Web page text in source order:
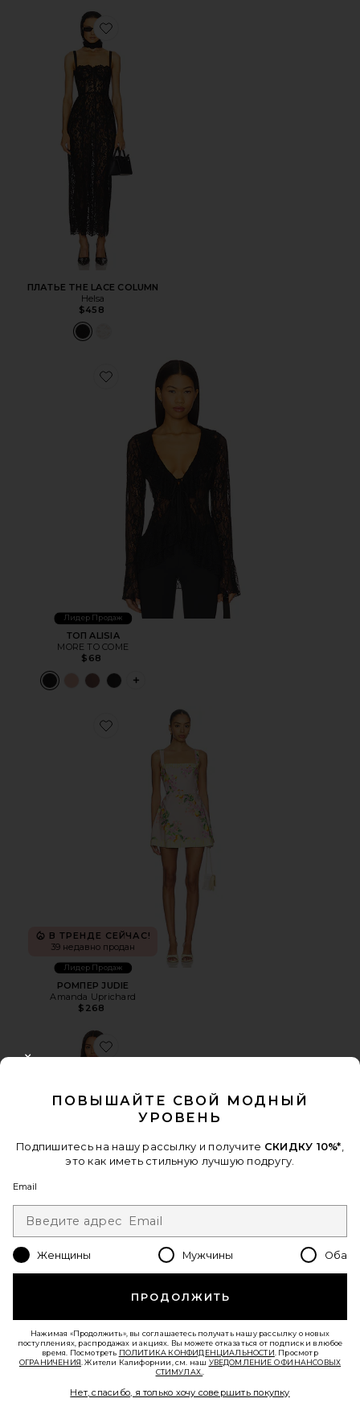
Favorite ПЛАТЬЕ THE LACE COLUMN
ПЛАТЬЕ THE LACE COLUMN
Helsa
$458
Favorite ТОП ALISIA
Лидер Продаж
ТОП ALISIA
MORE TO COME
$68
PLUS ICON TO SEE MORE OPTIONS FOR
Favorite РОМПЕР JUDIE
В ТРЕНДЕ СЕЙЧАС!
39 недавно продан
Лидер Продаж
РОМПЕР JUDIE
Amanda Uprichard
$268
Favorite ПЛАТЬЕ FIELD OF DREAMS
ПОВЫШАЙТЕ СВОЙ МОДНЫЙ
УРОВЕНЬ
Подпишитесь на нашу рассылку и получите СКИДКУ 10%*
это как иметь стильную лучшую подругу.
Email
Женщины Мужчины Оба
ПРОДОЛЖИТЬ
Нажимая «Продолжить», вы соглашаетесь получать нашу рассылку о новых
поступлениях, распродажах и акциях. Вы можете отказаться от подписки в любое
время. Посмотреть ПОЛИТИКА КОНФИДЕНЦИАЛЬНОСТИ . Просмотр
ОГРАНИЧЕНИЯ . Жители Калифорнии, см. наш УВЕДОМЛЕНИЕ О ФИНАНСОВЫХ
СТИМУЛАХ.
Нет, спасибо, я только хочу совершить покупку